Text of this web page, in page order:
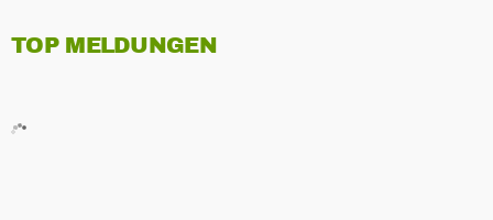
TOP MELDUNGEN